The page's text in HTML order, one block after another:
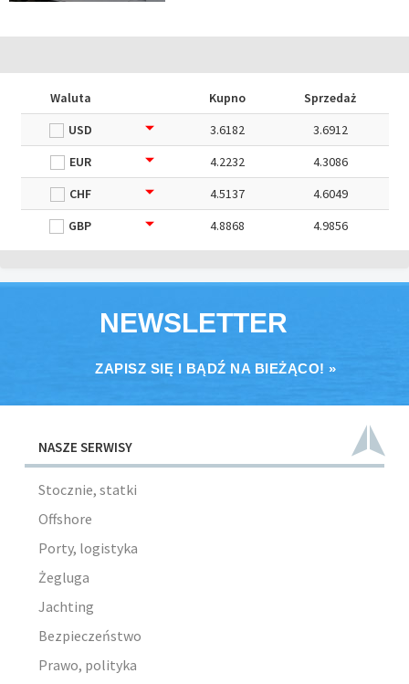
Waluta Kupno
Sprzedaż
USD
3.6182
3.6912
EUR
4.2232
4.3086
CHF
4.5137
4.6049
GBP
4.8868 4.9856
NEWSLETTER
ZAPISZ SIĘ I BĄDŹ NA BIEŻĄCO! »
NASZE SERWISY
Stocznie, statki
Offshore
Porty, logistyka
Żegluga
Jachting
Bezpieczeństwo
Prawo, polityka